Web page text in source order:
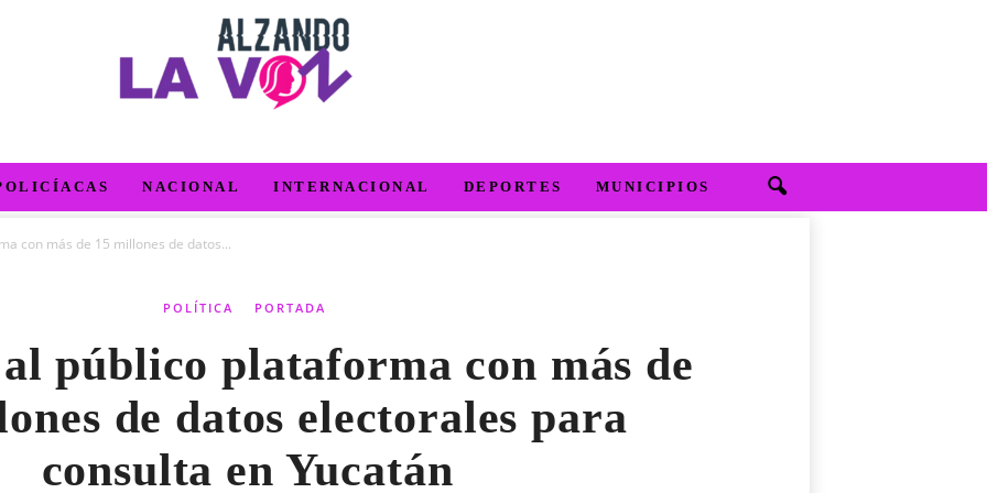
NACIONAL INTERNACIONAL DEPORTES MUNICIPIOS
con más de 15 millones de datos...
POLÍTICA PORTADA
público plataforma con más de
de datos electorales para
consulta en Yucatán